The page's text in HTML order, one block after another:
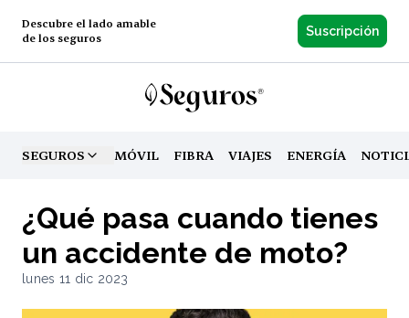
Descubre el lado amable
de los seguros
Suscripción
SEGUROS
TOGGLE MENUMÓVIL FIBRA VIAJES ENERGÍA
¿Qué pasa cuando tienes
un accidente de moto?
lunes 11 dic 2023